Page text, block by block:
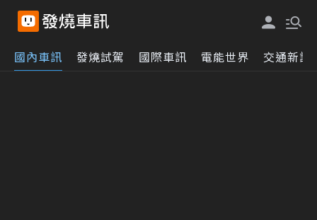
國內車訊 發燒試駕 國際車訊 電能世界 交通新訊